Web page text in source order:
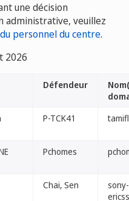
une décision
administrative, veuillez
personnel du centre.
2026
Défendeur
P-TCK41
Pchomes
Chai, Sen
sony-